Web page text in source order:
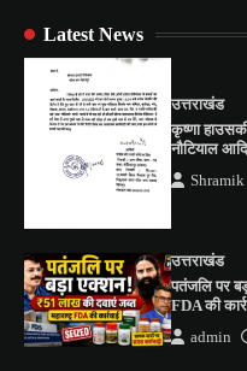
Latest News
उत्तराखंड
कृष्णा
नौटियाल
उत्तराखंड
पतंजलि पर
FDA की
admin